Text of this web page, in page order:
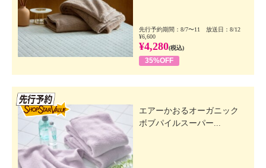
先行予約期間：8/7〜11 放送日：8/12
¥6,600
¥4,280(税込)
35%OFF
エアーかおるオーガニック
ボブパイルスーパー...